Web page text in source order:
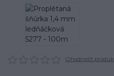
Ohodnotit